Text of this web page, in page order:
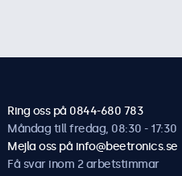
Ring oss på 0844-680 783
Måndag till fredag, 08:30 - 17:30
Mejla oss på info@beetronics.se
Få svar inom 2 arbetstimmar